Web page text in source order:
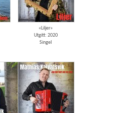
«Liljer»
Utgitt: 2020
Singel